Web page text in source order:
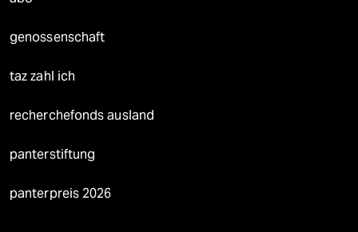
genossenschaft
taz zahl ich
recherchefonds ausland
panterstiftung
panterpreis 2026